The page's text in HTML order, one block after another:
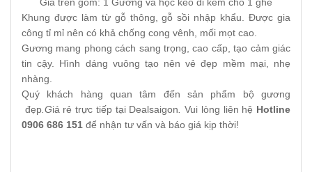
Khung được làm từ gỗ thông, gỗ sồi nhập khẩu. Được gia
công tỉ mỉ nên có khả chống cong vênh, mối mọt cao.
Gương mang phong cách sang trọng, cao cấp, tạo cảm giác
tin cậy. Hình dáng vuông tạo nên vẻ đẹp mềm mại, nhẹ
nhàng.
Quý khách hàng quan tâm đến sản phẩm bộ gương
đẹp.Giá rẻ trực tiếp tại Dealsaigon .Vui lòng liên hệ Hotline
0906 686 151 để nhận tư vấn và báo giá kịp thời!